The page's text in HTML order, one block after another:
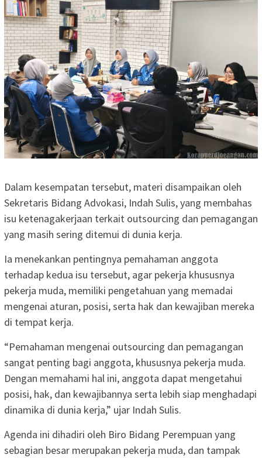
Dalam kesempatan tersebut, materi disampaikan oleh
Sekretaris Bidang Advokasi, Indah Sulis, yang membahas
isu ketenagakerjaan terkait outsourcing dan pemagangan
yang masih sering ditemui di dunia kerja.
Ia menekankan pentingnya pemahaman anggota
terhadap kedua isu tersebut, agar pekerja khususnya
pekerja muda, memiliki pengetahuan yang memadai
mengenai aturan, posisi, serta hak dan kewajiban mereka
di tempat kerja.
“Pemahaman mengenai outsourcing dan pemagangan
sangat penting bagi anggota, khususnya pekerja muda.
Dengan memahami hal ini, anggota dapat mengetahui
posisi, hak, dan kewajibannya serta lebih siap menghadapi
dinamika di dunia kerja,” ujar Indah Sulis.
Agenda ini dihadiri oleh Biro Bidang Perempuan yang
sebagian besar merupakan pekerja muda, dan tampak